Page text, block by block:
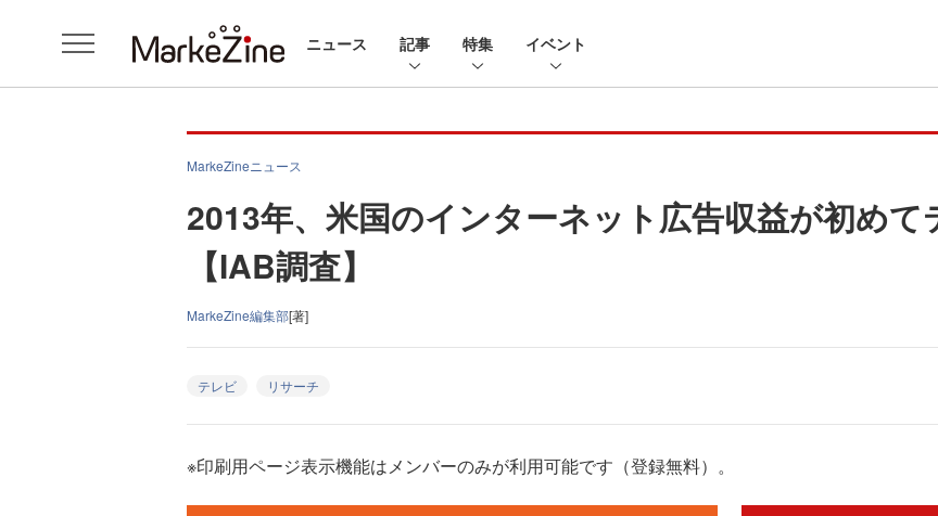
ニュース 記事 特集 イベント
MarkeZineニュース
2013年、米国のインターネット広告収益が初めて
【IAB調査】
MarkeZine編集部[著]
テレビ リサーチ
※印刷用ページ表示機能はメンバーのみが利用可能です（登録無料）。